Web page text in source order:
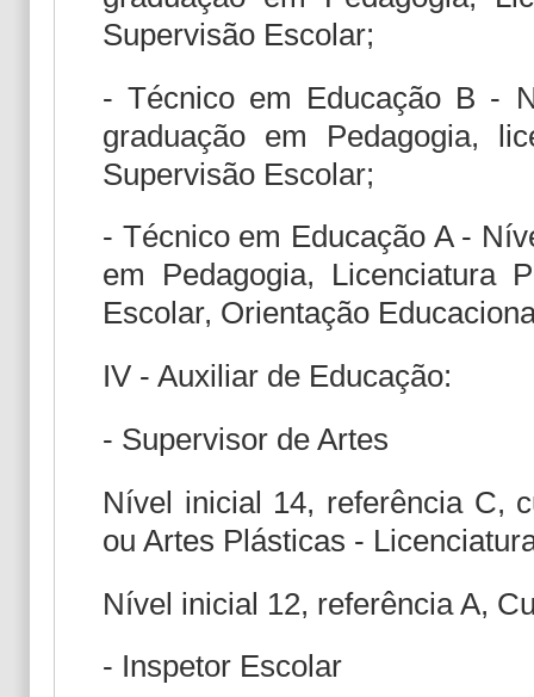
Supervisão Escolar;
- Técnico em Educação B -
graduação em Pedagogia,
Supervisão Escolar;
- Técnico em Educação A -
em Pedagogia, Licenciatura
Escolar, Orientação
IV - Auxiliar de Educação:
- Supervisor de Artes
Nível inicial 14, referência C,
ou Artes Plásticas -
Nível inicial 12, referência A,
- Inspetor Escolar